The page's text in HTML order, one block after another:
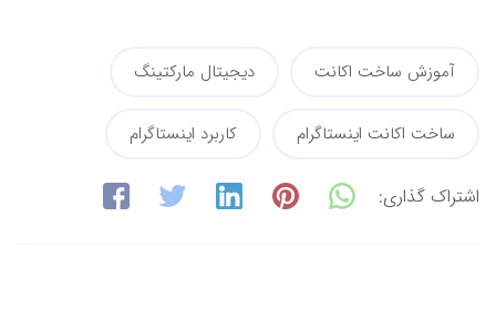
آموزش ساخت اکانت دیجیتال مارکتینگ
ساخت اکانت اینستاگرام کاربرد اینستاگرام
اشتراک گذاری: